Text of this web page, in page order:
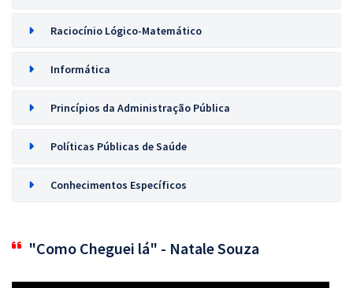
Raciocínio Lógico-Matemático
Informática
Princípios da Administração Pública
Políticas Públicas de Saúde
Conhecimentos Específicos
"Como Cheguei lá" - Natale Souza